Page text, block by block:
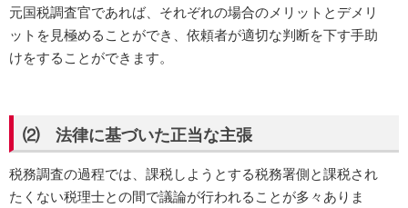
元国税調査官であれば、それぞれの場合のメリットとデメリ
ットを見極めることができ、依頼者が適切な判断を下す手助
けをすることができます。
⑵ 法律に基づいた正当な主張
税務調査の過程では、課税しようとする税務署側と課税され
たくない税理士との間で議論が行われることが多々ありま